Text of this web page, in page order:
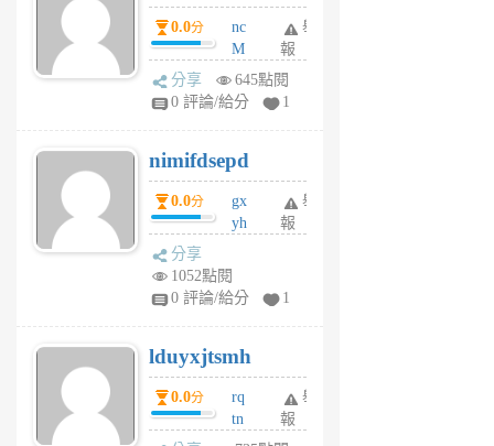
0.0分
nc
M
U
F
U
5
個
月
舉
報
分享
645點閱
0 評論/給分
1
nimifdsepd
0.0分
gx
yh
jl
月
前
舉
報
分享
1052點閱
0 評論/給分
1
lduyxjtsmh
0.0分
rq
tn
jt
舉
報